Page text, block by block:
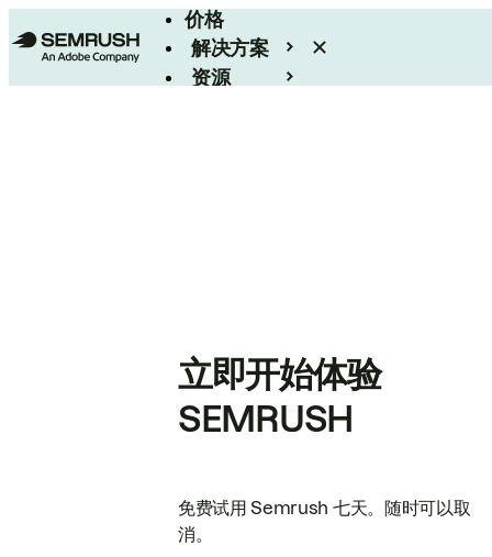
价格
解决方案
资源
立即开始体验
SEMRUSH
免费试用 Semrush 七天。随时可以取
消。